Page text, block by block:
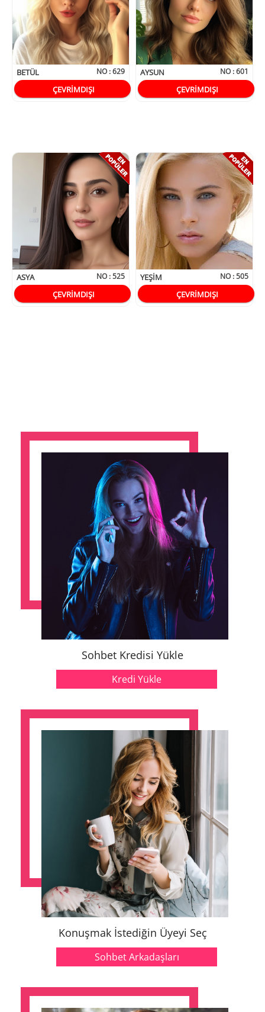
BETÜL NO :629
ÇEVRİMDIŞI
AYSUN NO :601
ÇEVRİMDIŞI
ASYA NO :525
ÇEVRİMDIŞI
YEŞIM NO :505
ÇEVRİMDIŞI
Sohbet Kredisi Yükle
Kredi Yükle
Konuşmak İstediğin Üyeyi Seç
Sohbet Arkadaşları